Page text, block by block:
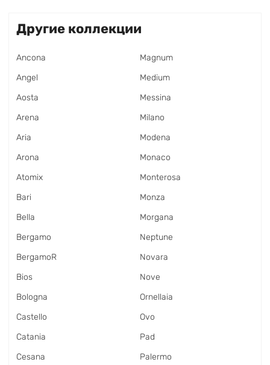
Другие коллекции
Ancona
Angel
Aosta
Arena
Aria
Arona
Atomix
Bari
Bella
Bergamo
BergamoR
Bios
Bologna
Castello
Catania
Cesana
Magnum
Medium
Messina
Milano
Modena
Monaco
Monterosa
Monza
Morgana
Neptune
Novara
Nove
Ornellaia
Ovo
Pad
Palermo